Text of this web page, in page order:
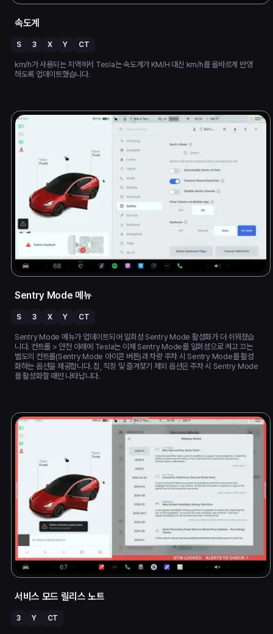
속도계
S 3 X Y CT
km/h가 사용되는 지역에서 Tesla는 속도계가 KM/H 대신 km/h를 올바르게 반영
하도록 업데이트했습니다.
Sentry Mode 메뉴
S 3 X Y CT
Sentry Mode 메뉴가 업데이트되어 일회성 Sentry Mode 활성화가 더 쉬워졌습
니다. 컨트롤 > 안전 아래에 Tesla는 이제 Sentry Mode를 일회성으로 켜고 끄는
별도의 컨트롤(Sentry Mode 아이콘 버튼)과 차량 주차 시 Sentry Mode를 활성
화하는 옵션을 제공합니다. 집, 직장 및 즐겨찾기 제외 옵션은 주차 시 Sentry Mode
를 활성화할 때만 나타납니다.
서비스 모드 릴리스 노트
3 Y CT